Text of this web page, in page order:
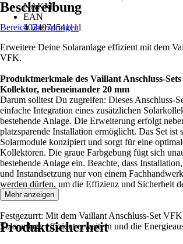
NAKM
EAN
4024074541111
Beschreibung
Bereich überspringen
Erweitere Deine Solaranlage effizient mit dem
VFK.
Produktmerkmale des Vaillant Anschluss-
Kollektor, nebeneinander 20 mm
Darum solltest Du zugreifen: Dieses Anschluss-
einfache Integration eines zusätzlichen
bestehende Anlage. Die Erweiterung erfolgt
platzsparende Installation ermöglicht. Das Set ist
Solarmodule konzipiert und sorgt für eine
Kollektoren. Die graue Farbgebung fügt sich
bestehende Anlage ein. Beachte, dass
und Instandsetzung nur von einem
werden dürfen, um die Effizienz und Sicherheit
gewährleisten.
Festgezurrt: Mit dem Vaillant Anschluss-Set
Solaranlage effizient erweitern und die
Mehr anzeigen
Produktsicherheit